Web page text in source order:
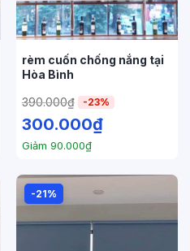
rèm cuốn chống nắng tại
Hòa Bình
390.000₫ -23%
300.000₫
Giảm 90.000₫
-21%